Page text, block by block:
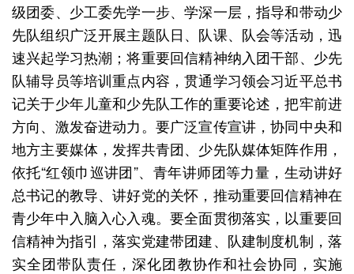
级团委、少工委先学一步、学深一层，指导和带动少
先队组织广泛开展主题队日、队课、队会等活动，迅
速兴起学习热潮；将重要回信精神纳入团干部、少先
队辅导员等培训重点内容，贯通学习领会习近平总书
记关于少年儿童和少先队工作的重要论述，把牢前进
方向、激发奋进动力。要广泛宣传宣讲，协同中央和
地方主要媒体，发挥共青团、少先队媒体矩阵作用，
依托“红领巾巡讲团”、青年讲师团等力量，生动讲好
总书记的教导、讲好党的关怀，推动重要回信精神在
青少年中入脑入心入魂。要全面贯彻落实，以重要回
信精神为指引，落实党建带团建、队建制度机制，落
实全团带队责任，深化团教协作和社会协同，实施